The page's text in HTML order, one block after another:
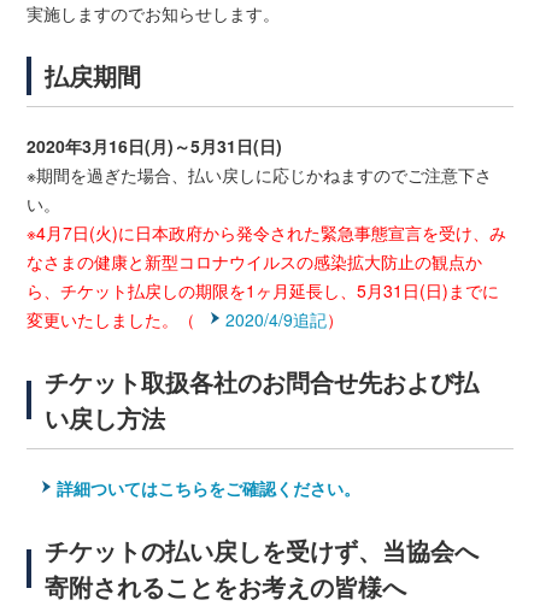
実施しますのでお知らせします。
払戻期間
2020年3月16日(月)～5月31日(日)
※期間を過ぎた場合、払い戻しに応じかねますのでご注意下さ
い。
※4月7日(火)に日本政府から発令された緊急事態宣言を受け、み
なさまの健康と新型コロナウイルスの感染拡大防止の観点か
ら、チケット払戻しの期限を1ヶ月延長し、5月31日(日)までに
変更いたしました。（
2020/4/9追記）
チケット取扱各社のお問合せ先および払
い戻し方法
詳細ついてはこちらをご確認ください。
チケットの払い戻しを受けず、当協会へ
寄附されることをお考えの皆様へ